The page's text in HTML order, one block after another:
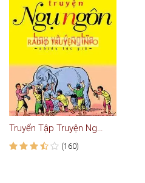
Truyển Tập Truyện Ngụ Ngôn Hay Và Ý Nghĩa
(160)